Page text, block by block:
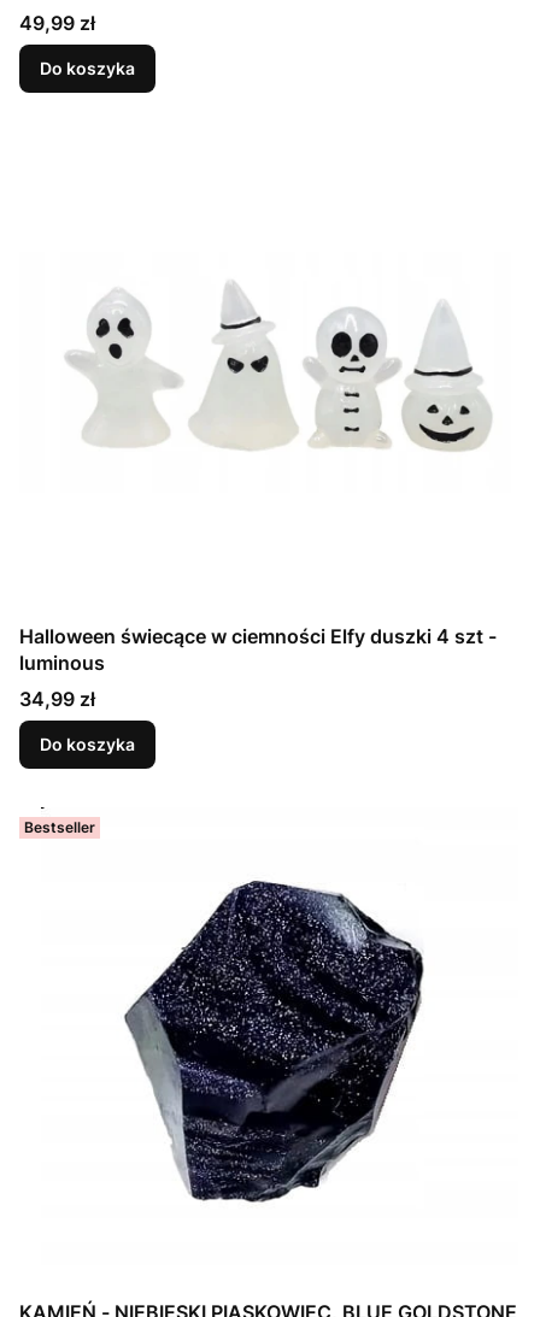
Cena
49,99 zł
Do koszyka
Halloween świecące w ciemności Elfy duszki 4 szt -
luminous
Cena
34,99 zł
Do koszyka
Bestseller
KAMIEŃ - NIEBIESKI PIASKOWIEC, BLUE GOLDSTONE